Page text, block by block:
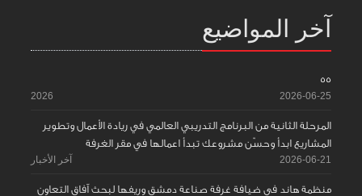
آخر المواضيع
55
2026-06-25
2026
المرحلة الثانية من البرنامج التدريبي العالمي في ريادة الأعمال وتطوير
المشاريع ابدأ وحسّن مشروعك تبدأ اعمالها في مقر الغرفة
2026-06-21 آخر الأخبار
منظمة هاند في ضيافة غرفة صناعة دمشق وريفها لبحث آفاق التعاون